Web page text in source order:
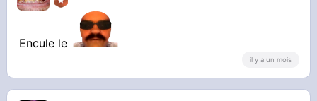
Encule le
il y a un mois